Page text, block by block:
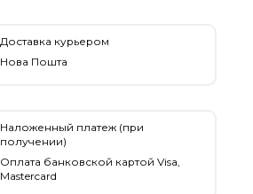
Доставка курьером
Нова Пошта
Наложенный платеж (при
получении)
Оплата банковской картой Visa,
Mastercard